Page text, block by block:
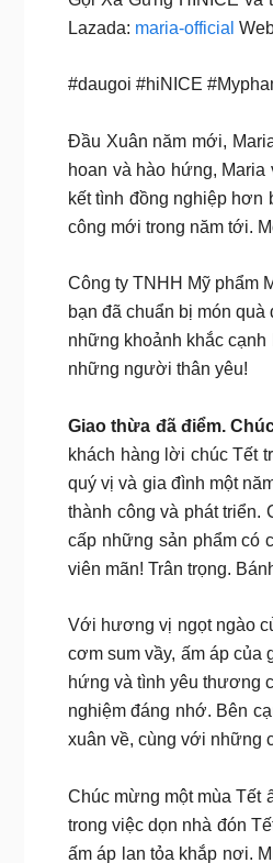
Lazada: maria-official
#daugoi #hiNICE
Đầu Xuân năm mới,
hoan và hào hứng,
kết tình đồng nghiệp hơn
công mới trong năm tới.
Công ty TNHH Mỹ phẩm
bạn đã chuẩn bị món
những khoảnh khắc
những người thân yêu!
Giao thừa đã điểm.
khách hàng lời chúc Tết
quý vị và gia đình một
thành công và phát triển.
cấp những sản phẩm có
viên mãn! Trân trọng.
Với hương vị ngọt ngào
cơm sum vầy, ấm áp của
hứng và tình yêu thương
nghiệm đáng nhớ. Bên
xuân về, cùng với những
Chúc mừng một mùa Tết
trong việc dọn nhà đón
ấm áp lan tỏa khắp nơi.